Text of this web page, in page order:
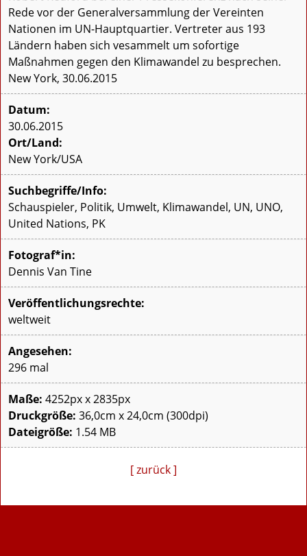
Rede vor der Generalversammlung der Vereinten
Nationen im UN-Hauptquartier. Vertreter aus 193
Ländern haben sich vesammelt um sofortige
Maßnahmen gegen den Klimawandel zu besprechen.
New York, 30.06.2015
Datum:
30.06.2015
Ort/Land:
New York/USA
Suchbegriffe/Info:
Schauspieler, Politik, Umwelt, Klimawandel, UN, UNO,
United Nations, PK
Fotograf*in:
Dennis Van Tine
Veröffentlichungsrechte:
weltweit
Angesehen:
296 mal
Maße: 4252px x 2835px
Druckgröße: 36,0cm x 24,0cm (300dpi)
Dateigröße: 1.54 MB
[ zurück ]